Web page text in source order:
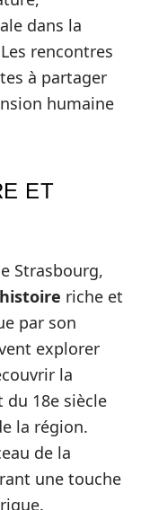
dans la
rencontres
à partager
humaine
ET
Strasbourg,
histoire riche et
par son
explorer
la
du 18e siècle
la région.
de la
une touche